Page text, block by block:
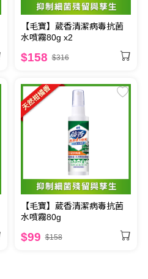
【毛寶】葳香清潔病毒抗菌
水噴霧80g x2
$158 $316
【毛寶】葳香清潔病毒抗菌
水噴霧80g
$99 $158